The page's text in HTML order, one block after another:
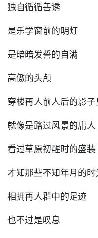
独自循循善诱
是乐学窗前的明灯
是暗暗发誓的自满
高傲的头颅
穿梭再人前人后的影子
就像是路过风景的庸人
看过草原初醒时的盛装
才知那些不知年月的时
相拥再人群中的足迹
也不过是叹息